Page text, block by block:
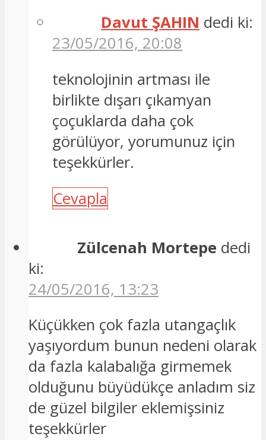
Davut ŞAHIN dedi ki:
23/05/2016, 20:08
teknolojinin artması ile
birlikte dışarı çıkamyan
çoçuklarda daha çok
görülüyor, yorumunuz için
teşekkürler.
Cevapla
Zülcenah Mortepe dedi
ki:
24/05/2016, 13:23
Küçükken çok fazla utangaçlık
yaşıyordum bunun nedeni olarak
da fazla kalabalığa girmemek
olduğunu büyüdükçe anladım siz
de güzel bilgiler eklemişsiniz
teşekkürler